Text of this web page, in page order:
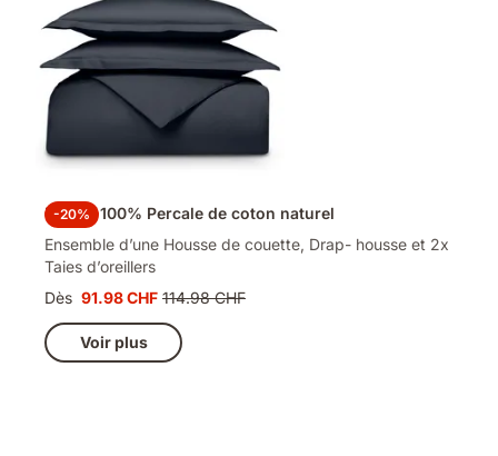
-20%
Parure 100% Percale de coton naturel
Ensemble d’une Housse de couette, Drap- housse et 2x
Taies d’oreillers
Dès Prix
91.98 CHF
91.98 CHF Prix
d'origine
114.98 CHF
114.98 CHF
Voir plus